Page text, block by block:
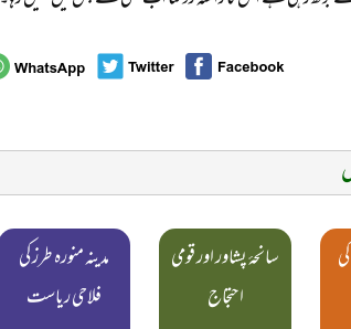
سانحۂ پشاور اور قومی
احتجاج
مدینہ منورہ طرز کی
فلاحی ریاست